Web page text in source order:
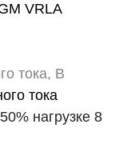
VRLA
тока, В
тока
нагрузке 8